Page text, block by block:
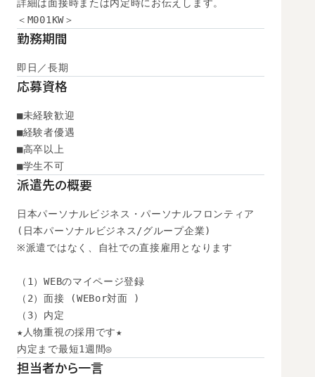
詳細は面接時または内定時にお伝えします。
＜M001KW＞
勤務期間
即日／長期
応募資格
■未経験歓迎
■経験者優遇
■高卒以上
■学生不可
派遣先の概要
日本パーソナルビジネス・パーソナルフロンティア
(日本パーソナルビジネス/グループ企業)
※派遣ではなく、自社での直接雇用となります
（1）WEBのマイページ登録
（2）面接 (WEBor対面 )
（3）内定
★人物重視の採用です★
内定まで最短1週間◎
担当者から一言